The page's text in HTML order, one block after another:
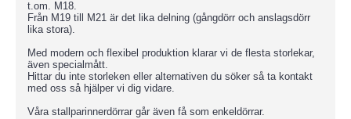
t.om. M18.
Från M19 till M21 är det lika delning (gångdörr och anslagsdörr
lika stora).
Med modern och flexibel produktion klarar vi de flesta storlekar,
även specialmått.
Hittar du inte storleken eller alternativen du söker så ta kontakt
med oss så hjälper vi dig vidare.
Våra stallparinnerdörrar går även få som enkeldörrar.